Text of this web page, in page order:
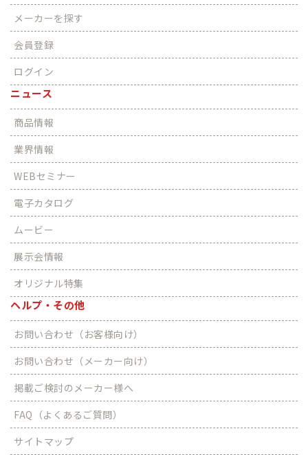
メーカーを探す
会員登録
ログイン
ニュース
商品情報
業界情報
WEBセミナー
電子カタログ
ムービー
展示会情報
オリジナル特集
ヘルプ・その他
お問い合わせ（お客様向け）
お問い合わせ（メーカー向け）
掲載ご検討のメーカー様へ
FAQ（よくあるご質問）
サイトマップ